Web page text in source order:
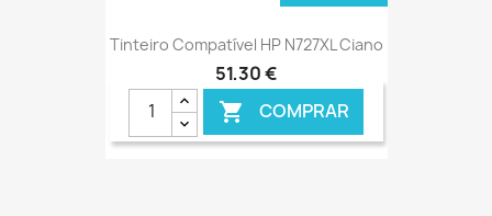
Tinteiro Compatível HP N727XL Ciano
51,30 €
 COMPRAR